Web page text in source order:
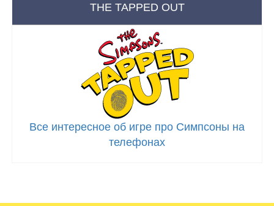
THE TAPPED OUT
Все интересное об игре про Симпсоны на
телефонах